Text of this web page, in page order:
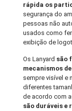
rápida os
segurança do
pessoas não
usados como
exibição de
Os Lanyard são
mecanismos
sempre visível e
diferentes
de acordo com
são duráveis e